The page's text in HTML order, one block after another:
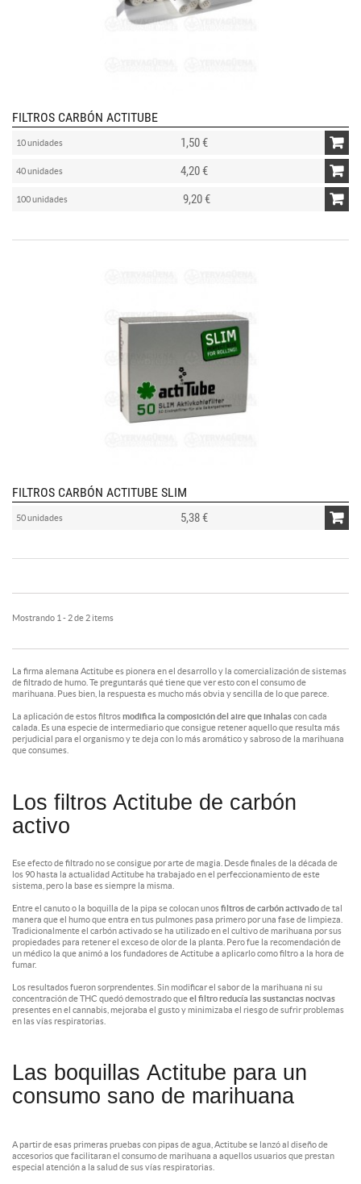
FILTROS CARBÓN ACTITUBE
10 unidades 1,50 €
40 unidades 4,20 €
100 unidades 9,20 €
FILTROS CARBÓN ACTITUBE SLIM
50 unidades 5,38 €
Mostrando 1 - 2 de 2 items
La firma alemana Actitube es pionera en el desarrollo y la comercialización de sistemas
de filtrado de humo. Te preguntarás qué tiene que ver esto con el consumo de
marihuana. Pues bien, la respuesta es mucho más obvia y sencilla de lo que parece.
La aplicación de estos filtrosmodifica la composición del aire que inhalascon cada
calada. Es una especie de intermediarioque consigue retener aquello que resulta más
perjudicial para el organismo y te deja con lo más aromático y sabroso de la marihuana
que consumes.
Los filtros Actitube de carbón
activo
Ese efecto de filtrado no se consigue por arte de magia. Desde finales de la década de
los 90 hasta la actualidad Actitube ha trabajado en el perfeccionamiento de este
sistema, pero la base es siempre la misma.
Entre el canuto o la boquilla de la pipa se colocan unosfiltros de carbón activadode tal
manera que el humo que entra en tus pulmones pasa primero por una fase de limpieza.
Tradicionalmente el carbón activado se ha utilizado en el cultivo de marihuana por sus
propiedades para retener el exceso de olor de la planta. Pero fue la recomendación de
un médico la que animó a los fundadores de Actitube a aplicarlo como filtro a la hora de
fumar.
Los resultados fueron sorprendentes. Sin modificar el sabor de la marihuana ni su
concentración de THC quedó demostrado queel filtro reducía las sustancias nocivas
presentes en el cannabis, mejoraba el gusto y minimizaba el riesgo de sufrir problemas
en las vías respiratorias.
Las boquillas Actitube para un
consumo sano de marihuana
A partir de esas primeras pruebas con pipas de agua, Actitube se lanzó al diseño de
accesorios que facilitaran el consumo de marihuana a aquellos usuarios que prestan
especial atención a la salud de sus vías respiratorias.